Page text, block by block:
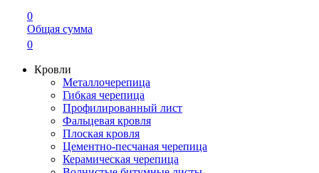
0
Общая сумма
0
Кровли
Металлочерепица
Гибкая черепица
Профилированный лист
Фальцевая кровля
Плоская кровля
Цементно-песчаная черепица
Керамическая черепица